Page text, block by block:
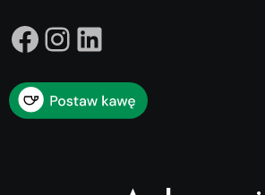
Facebook
Instagram
LinkedIn